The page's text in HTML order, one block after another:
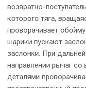
возвратно-
которого тяга,
проворачивает
шарики пускают
заслонки. При
направлении рычаг
деталями